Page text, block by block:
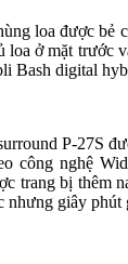
loa được bẻ
ở mặt trước
Bash digital
P-27S
công nghệ
bị thêm
nhưng giây